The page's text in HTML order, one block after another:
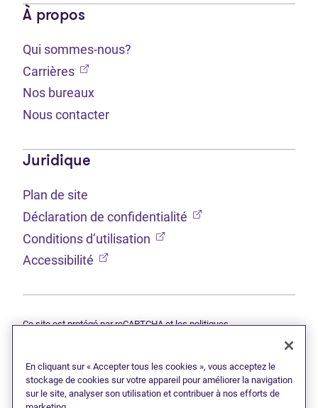
À propos
Qui sommes-nous?
Carrières (Ouvre dans un nouvel onglet)
Nos bureaux
Nous contacter
Juridique
Plan de site
Déclaration de confidentialité (Ouvre dans un
Conditions d’utilisation (Ouvre dans un nouvel
Accessibilité (Ouvre dans un nouvel onglet)
Ce site est protégé par reCAPTCHA et les politiques
© 2026 Grant Thornton Limitée, syndics autorisés en insolvabilité —
une filiale de Doane Grant Thornton LLP et un membre canadien de
Grant Thornton International Ltd. Tous droits réservés. « Grant
Thornton » fait référence à la marque sous laquelle les firmes
En cliquant sur « Accepter tous les cookies », vous acceptez le
stockage de cookies sur votre appareil pour améliorer la navigation
sur le site, analyser son utilisation et contribuer à nos efforts de